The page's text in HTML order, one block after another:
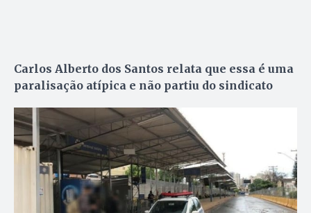
Carlos Alberto dos Santos relata que essa é uma
paralisação atípica e não partiu do sindicato